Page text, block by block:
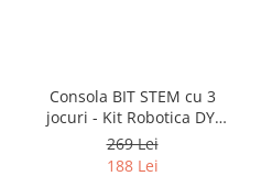
Consola BIT STEM cu 3
jocuri - Kit Robotica DYI
cu codare
269 Lei
188 Lei